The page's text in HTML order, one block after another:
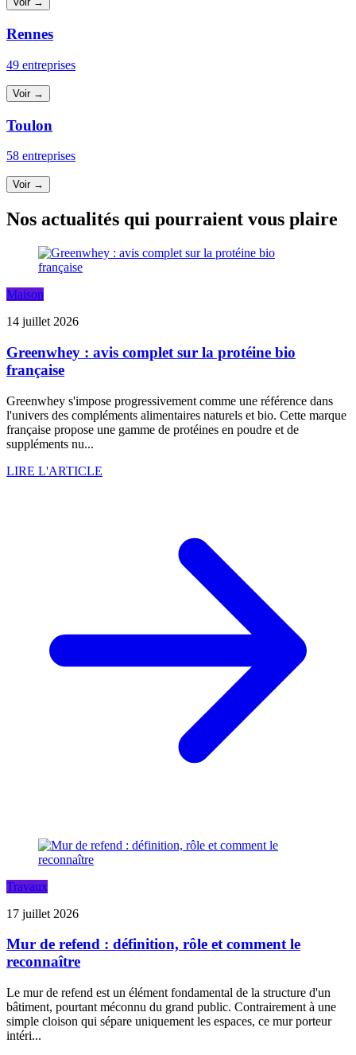
Rennes
49 entreprises
Voir →
Toulon
58 entreprises
Voir →
Nos actualités qui pourraient vous plaire
Maison
14 juillet 2026
Greenwhey : avis complet sur la protéine bio
française
Greenwhey s'impose progressivement comme une référence dans
l'univers des compléments alimentaires naturels et bio. Cette marque
française propose une gamme de protéines en poudre et de
suppléments nu...
LIRE L'ARTICLE
Travaux
17 juillet 2026
Mur de refend : définition, rôle et comment le
reconnaître
Le mur de refend est un élément fondamental de la structure d'un
bâtiment, pourtant méconnu du grand public. Contrairement à une
simple cloison qui sépare uniquement les espaces, ce mur porteur
intéri...